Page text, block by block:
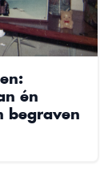
én
begraven